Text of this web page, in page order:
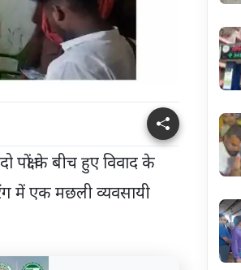
पक्षों के बीच हुए विवाद के
में एक मछली व्यवसायी